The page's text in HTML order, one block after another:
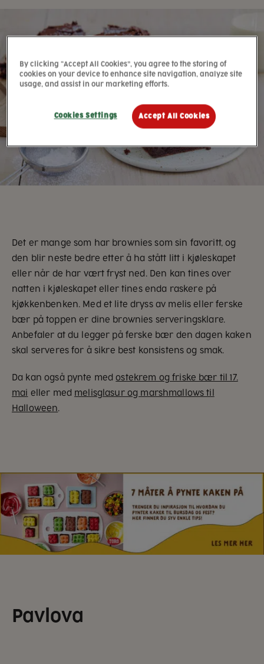
Det er mange som har brownies som sin favoritt, og
den blir neste bedre etter å ha stått litt i kjøleskapet
eller når de har vært fryst ned. Den kan tines over
natten i kjøleskapet eller tines enda raskere på
kjøkkenbenken. Med et lite dryss av melis eller ferske
bær på toppen er dine brownies serveringsklare.
Anbefaler at du legger på ferske bær den dagen kaken
skal serveres for å sikre best konsistens og smak.
Da kan også pynte medostekrem og friske bær til 17.
mai eller med melisglasur og marshmallows til
Halloween.
Pavlova
By clicking “Accept All Cookies”, you agree to the storing of
cookies on your device to enhance site navigation, analyze site
usage, and assist in our marketing efforts.
Accept All Cookies
Cookies Settings